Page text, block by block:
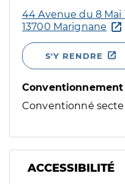
44 Avenue du 8 Mai
13700 Marignane
S'Y RENDRE
Conventionnement
Conventionné
ACCESSIBILITÉ